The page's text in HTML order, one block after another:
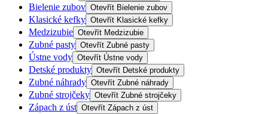
Bielenie zubov Otevřít Bielenie zubov
Klasické kefky Otevřít Klasické kefky
Medzizubie Otevřít Medzizubie
Zubné pasty Otevřít Zubné pasty
Ústne vody Otevřít Ústne vody
Detské produkty Otevřít Detské produkty
Zubné náhrady Otevřít Zubné náhrady
Zubné strojčeky Otevřít Zubné strojčeky
Zápach z úst Otevřít Zápach z úst